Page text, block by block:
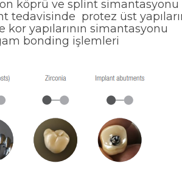
köprü ve splint simantasyonu
tedavisinde protez üst
kor yapılarının simantasyonu
bonding işlemleri